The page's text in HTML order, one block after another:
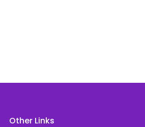
Other Links